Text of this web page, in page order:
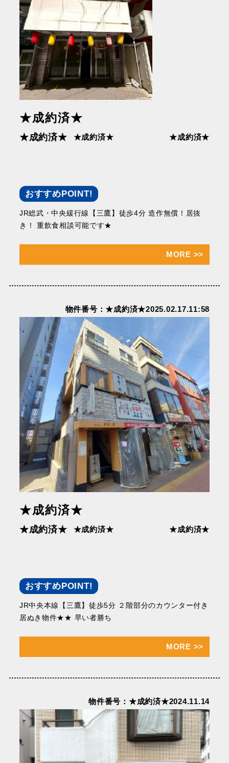
★成約済★
★成約済★ ★成約済★ ★成約済★
おすすめPOINT!
JR総武・中央緩⾏線【三鷹】徒歩4分 造作無償！居抜
き！ 重飲⾷相談可能です★
MORE >>
物件番号：★成約済★2025.02.17.11:58
★成約済★
★成約済★ ★成約済★ ★成約済★
おすすめPOINT!
JR中央本線【三鷹】徒歩5分 ２階部分のカウンター付き
居ぬき物件★★ 早い者勝ち
MORE >>
物件番号：★成約済★2024.11.14